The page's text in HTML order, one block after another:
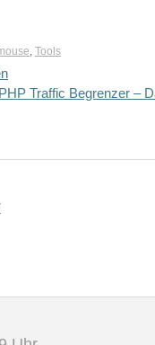
, Tools
PHP Traffic Begrenzer –